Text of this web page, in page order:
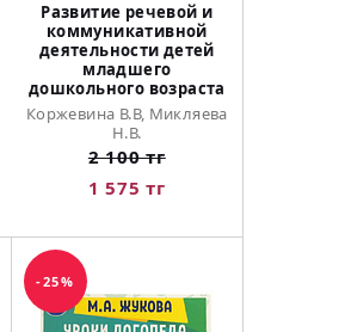
Развитие речевой и
коммуникативной
деятельности детей
младшего
дошкольного возраста
Коржевина В.В, Микляева
Н.В.
2 100 тг
1 575 тг
-25%